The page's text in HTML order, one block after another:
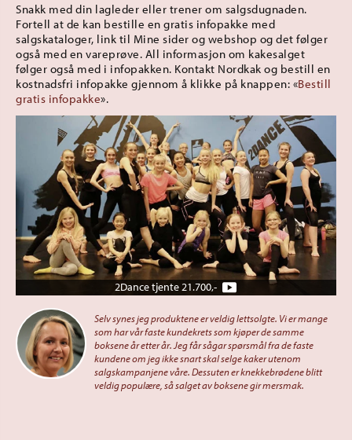
Snakk med din lagleder eller trener om salgsdugnaden.
Fortell at de kan bestille en gratis infopakke med
salgskataloger, link til Mine sider og webshop og det følger
også med en vareprøve. All informasjon om kakesalget
følger også med i infopakken. Kontakt Nordkak og bestill en
kostnadsfri infopakke gjennom å klikke på knappen: «Bestill
gratis infopakke».
2Dance tjente 21.700,-
Selv synes jeg produktene er veldig lettsolgte. Vi er mange
som har vår faste kundekrets som kjøper de samme
boksene år etter år. Jeg får sågar spørsmål fra de faste
kundene om jeg ikke snart skal selge kaker utenom
salgskampanjene våre. Dessuten er knekkebrødene blitt
veldig populære, så salget av boksene gir mersmak.